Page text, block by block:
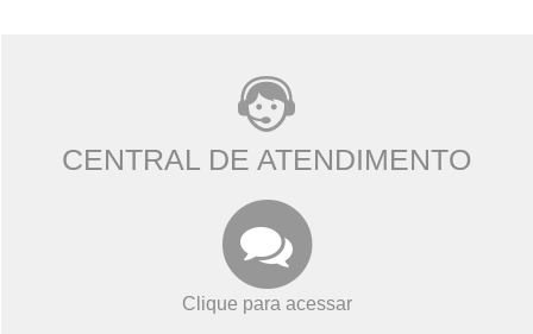
CENTRAL DE ATENDIMENTO
Clique para acessar